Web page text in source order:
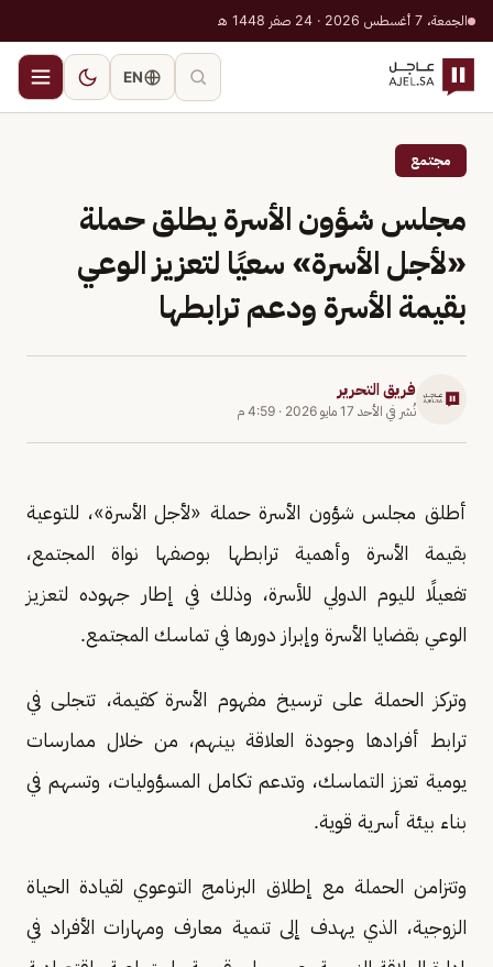
الجمعة، 7 أغسطس 2026 · 24 صفر 1448 هـ
EN
مجتمع
مجلس شؤون الأسرة يطلق حملة
«لأجل الأسرة» سعيًا لتعزيز الوعي
بقيمة الأسرة ودعم ترابطها
فريق التحرير
نُشر في الأحد 17 مايو 2026 · 4:59 م
أطلق مجلس شؤون الأسرة حملة «لأجل الأسرة»، للتوعية
بقيمة الأسرة وأهمية ترابطها بوصفها نواة المجتمع،
تفعيلًا لليوم الدولي للأسرة، وذلك في إطار جهوده لتعزيز
الوعي بقضايا الأسرة وإبراز دورها في تماسك المجتمع.
وتركز الحملة على ترسيخ مفهوم الأسرة كقيمة، تتجلى في
ترابط أفرادها وجودة العلاقة بينهم، من خلال ممارسات
يومية تعزز التماسك، وتدعم تكامل المسؤوليات، وتسهم في
بناء بيئة أسرية قوية.
وتتزامن الحملة مع إطلاق البرنامج التوعوي لقيادة الحياة
الزوجية، الذي يهدف إلى تنمية معارف ومهارات الأفراد في